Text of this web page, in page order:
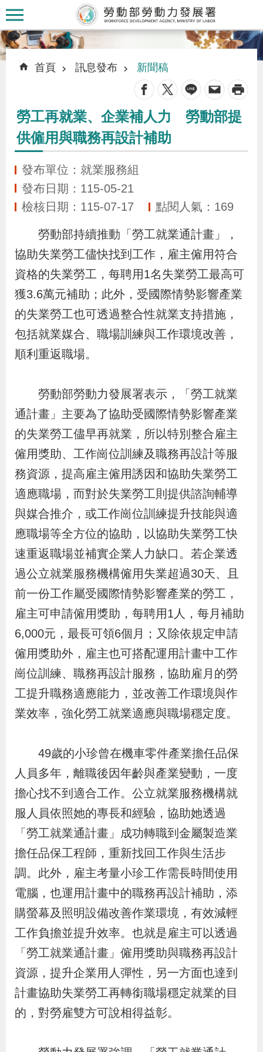
跳到主要內容區塊
認
識
署
訊
發
布
民
服
務
務
專
區
線
上
申
辦
宣
導
專
區
相
關
連
結
站
導
覽
意
信
箱
字
客
服
計
資
訊
n
g
l
s
h
首
頁
S
S
隱
私
權
資
訊
安
:::
::: 首頁 訊息發布 新聞稿
勞工再就業、企業補人力 勞動部提
供僱用與職務再設計補助
發布單位：就業服務組
發布日期：115-05-21
檢核日期：115-07-17
點閱人氣：169
勞動部持續推動「勞工就業通計畫」，
協助失業勞工儘快找到工作，雇主僱用符合
資格的失業勞工，每聘用1名失業勞工最高可
獲3.6萬元補助；此外，受國際情勢影響產業
的失業勞工也可透過整合性就業支持措施，
包括就業媒合、職場訓練與工作環境改善，
順利重返職場。
勞動部勞動力發展署表示，「勞工就業
通計畫」主要為了協助受國際情勢影響產業
的失業勞工儘早再就業，所以特別整合雇主
僱用獎助、工作崗位訓練及職務再設計等服
務資源，提高雇主僱用誘因和協助失業勞工
適應職場，而對於失業勞工則提供諮詢輔導
與媒合推介，或工作崗位訓練提升技能與適
應職場等全方位的協助，以協助失業勞工快
速重返職場並補實企業人力缺口。若企業透
過公立就業服務機構僱用失業超過30天、且
前一份工作屬受國際情勢影響產業的勞工，
雇主可申請僱用獎助，每聘用1人，每月補助
6,000元，最長可領6個月；又除依規定申請
僱用獎助外，雇主也可搭配運用計畫中工作
崗位訓練、職務再設計服務，協助雇月的勞
工提升職務適應能力，並改善工作環境與作
業效率，強化勞工就業適應與職場穩定度。
49歲的小珍曾在機車零件產業擔任品保
人員多年，離職後因年齡與產業變動，一度
擔心找不到適合工作。公立就業服務機構就
服人員依照她的專長和經驗，協助她透過
「勞工就業通計畫」成功轉職到金屬製造業
擔任品保工程師，重新找回工作與生活步
調。此外，雇主考量小珍工作需長時間使用
電腦，也運用計畫中的職務再設計補助，添
購螢幕及照明設備改善作業環境，有效減輕
工作負擔並提升效率。也就是雇主可以透過
「勞工就業通計畫」僱用獎助與職務再設計
資源，提升企業用人彈性，另一方面也達到
計畫協助失業勞工再轉銜職場穩定就業的目
的，對勞雇雙方可說相得益彰。